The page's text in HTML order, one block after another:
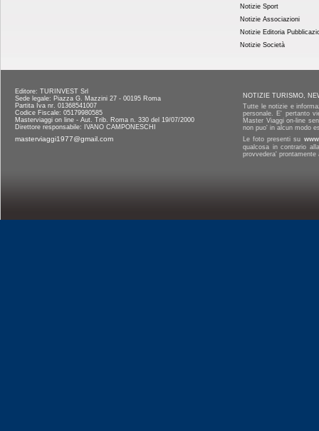
Notizie Sport
Notizie Associazioni
Notizie Editoria
Notizie Società
Editore: TURINVEST Srl
Sede legale: Piazza G. Mazzini 27 - 00195 Roma
Partita Iva nr. 01368541007
Codice Fiscale: 05179980585
Masterviaggi on line - Aut. Trib. Roma n. 330 del 19/07/2000
Direttore responsabile: IVANO CAMPONESCHI
masterviaggi1977@gmail.com
NOTIZIE TURISMO,
Tutte le notizie e
personale. E' pertanto
Master Viaggi on-line
non puo' in alcun modo
Le foto presenti su
qualcosa in contrario
provvedera'